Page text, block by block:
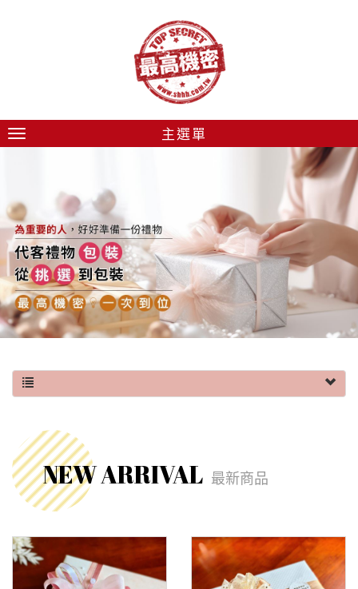
NEW ARRIVAL 最新商品